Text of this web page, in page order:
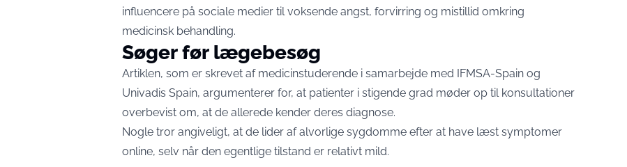
influencere på sociale medier til voksende angst, forvirring og mistillid omkring
medicinsk behandling.
Søger før lægebesøg
Artiklen, som er skrevet af medicinstuderende i samarbejde med IFMSA-Spain og
Univadis Spain, argumenterer for, at patienter i stigende grad møder op til konsultationer
overbevist om, at de allerede kender deres diagnose.
Nogle tror angiveligt, at de lider af alvorlige sygdomme efter at have læst symptomer
online, selv når den egentlige tilstand er relativt mild.